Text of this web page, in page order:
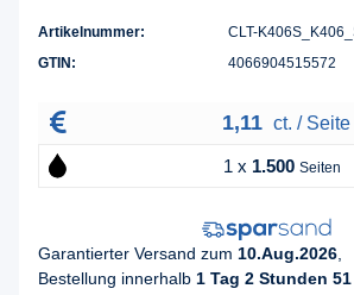
Artikelnummer:
CLT-
GTIN:
4066904515572
1,11 ct. / Seite
1 x 1.500 Seiten
Garantierter Versand zum 10.Aug.2026
Bestellung innerhalb 1 Tag 2 Stunden